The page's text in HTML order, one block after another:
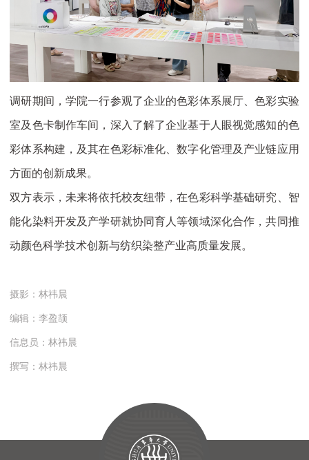
调研期间，学院一行参观了企业的色彩体系展厅、色彩实验
室及色卡制作车间，深入了解了企业基于人眼视觉感知的色
彩体系构建，及其在色彩标准化、数字化管理及产业链应用
方面的创新成果。
双方表示，未来将依托校友纽带，在色彩科学基础研究、智
能化染料开发及产学研就协同育人等领域深化合作，共同推
动颜色科学技术创新与纺织染整产业高质量发展。
摄影：林祎晨
编辑：李盈颉
信息员：林祎晨
撰写：林祎晨